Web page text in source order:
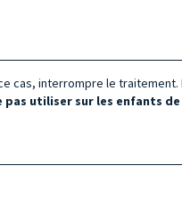
cas, interrompre le
pas utiliser sur les enfants de